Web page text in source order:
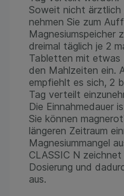
Soweit nicht ärztlich
nehmen Sie zum
Magnesiumspeicher
dreimal täglich je 2
Tabletten mit etwas
den Mahlzeiten ein.
empfiehlt es sich, 2
Tag verteilt
Die Einnahmedauer
Sie können magnerot
längeren Zeitraum
Magnesiummangel
CLASSIC N
Dosierung und
aus.